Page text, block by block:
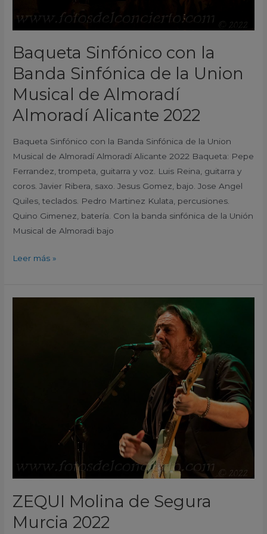
Baqueta Sinfónico con la
Banda Sinfónica de la Union
Musical de Almoradí
Almoradí Alicante 2022
Baqueta Sinfónico con la Banda Sinfónica de la Union
Musical de Almoradí Almoradí Alicante 2022 Baqueta: Pepe
Ferrandez, trompeta, guitarra y voz. Luis Reina, guitarra y
coros. Javier Ribera, saxo. Jesus Gomez, bajo. Jose Angel
Quiles, teclados. Pedro Martinez Kulata, percusiones.
Quino Gimenez, batería. Con la banda sinfónica de la Unión
Musical de Almoradi bajo
Almoradí
Alicante
Leer más »
ZEQUI Molina de Segura
Murcia 2022